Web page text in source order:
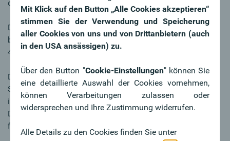
deutlich besser als viele Mitbewerber:innen.“
Die Oberbank zählt mit einem Single A-Rating, zu den am
besten gerateten und mit einer Cost-Income Ratio von
43,03 % zu den produktivsten Banken Österreichs.
Das Eigenkapital befindet sich auf europäischem
Spitzenniveau und steigt kontinuierlich, im Jahresabstand
ist es um weitere 5,4 % auf 4,3 Mrd. Euro angewachsen.
Damit ist sichergestellt, dass das weitere Wachstum auch
finanziert werden kann.
Mit Klick auf den Button „Alle Cookies akzeptieren“
stimmen Sie der Verwendung und Speicherung
aller Cookies von uns und von Drittanbietern (auch
in den USA ansässigen) zu.
Über den Button "Cookie-Einstellungen" können Sie
eine detaillierte Auswahl der Cookies vornehmen,
können Verarbeitungen zulassen oder
widersprechen und Ihre Zustimmung widerrufen.
Alle Details zu den Cookies finden Sie unter